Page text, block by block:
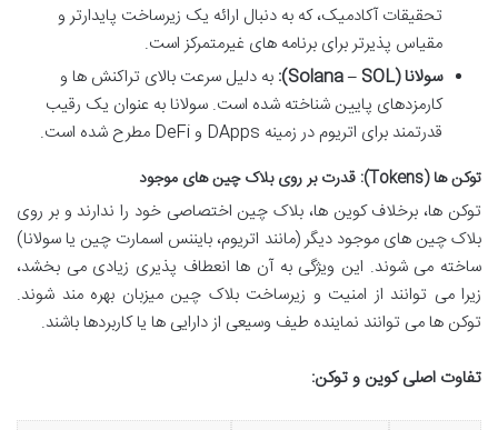
تحقیقات آکادمیک، که به دنبال ارائه یک زیرساخت پایدارتر و
مقیاس پذیرتر برای برنامه های غیرمتمرکز است.
سولانا (Solana – SOL):
به دلیل سرعت بالای تراکنش ها و
کارمزدهای پایین شناخته شده است. سولانا به عنوان یک رقیب
قدرتمند برای اتریوم در زمینه DApps و DeFi مطرح شده است.
توکن ها (Tokens): قدرت بر روی بلاک چین های موجود
توکن ها، برخلاف کوین ها، بلاک چین اختصاصی خود را ندارند و بر روی
بلاک چین های موجود دیگر (مانند اتریوم، بایننس اسمارت چین یا سولانا)
ساخته می شوند. این ویژگی به آن ها انعطاف پذیری زیادی می بخشد،
زیرا می توانند از امنیت و زیرساخت بلاک چین میزبان بهره مند شوند.
توکن ها می توانند نماینده طیف وسیعی از دارایی ها یا کاربردها باشند.
تفاوت اصلی کوین و توکن: